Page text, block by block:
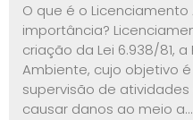
O que é o
importância?
criação da Lei 6.938/81,
Ambiente, cujo objetivo
supervisão de
causar danos ao meio a...